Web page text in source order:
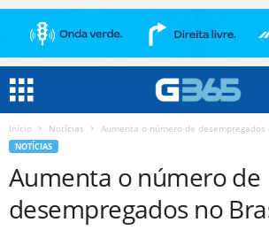
Início Notícias Aumenta o número de desempregados
NOTÍCIAS
Aumenta o número de
desempregados no